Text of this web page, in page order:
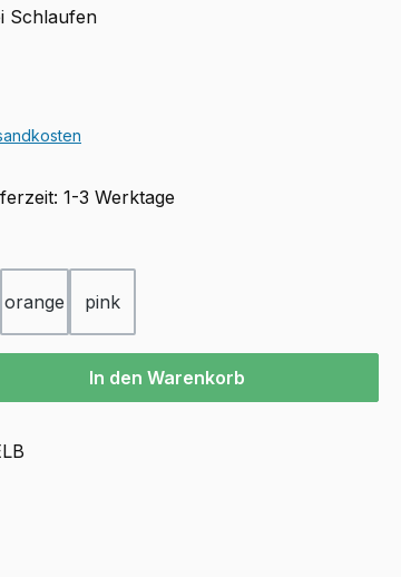
Schlaufen
1-3 Werktage
orange pink
Wert ein oder benutze die Schaltflächen
In den Warenkorb